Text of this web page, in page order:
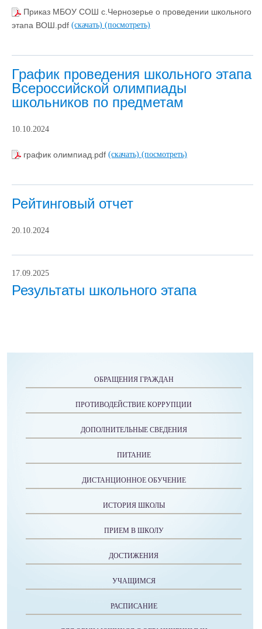
Приказ МБОУ СОШ с.Чернозерье о проведении школьного
этапа ВОШ.pdf (скачать) (посмотреть)
График проведения школьного этапа
Всероссийской олимпиады
школьников по предметам
10.10.2024
график олимпиад.pdf (скачать) (посмотреть)
Рейтинговый отчет
20.10.2024
17.09.2025
Результаты школьного этапа
ОБРАЩЕНИЯ ГРАЖДАН
ПРОТИВОДЕЙСТВИЕ КОРРУПЦИИ
ДОПОЛНИТЕЛЬНЫЕ СВЕДЕНИЯ
ПИТАНИЕ
ДИСТАНЦИОННОЕ ОБУЧЕНИЕ
ИСТОРИЯ ШКОЛЫ
ПРИЕМ В ШКОЛУ
ДОСТИЖЕНИЯ
УЧАЩИМСЯ
РАСПИСАНИЕ